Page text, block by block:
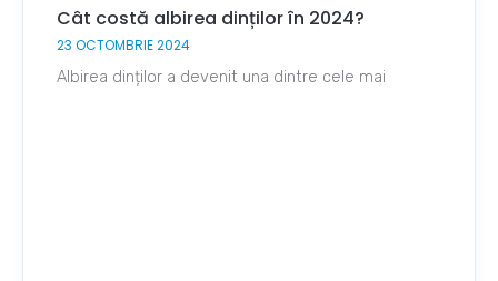
Cât costă albirea dinților în 2024?
23 OCTOMBRIE 2024
Albirea dinților a devenit una dintre cele mai